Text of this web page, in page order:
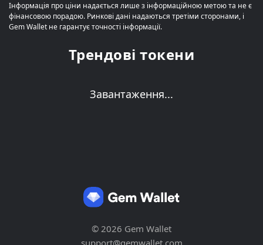
Інформація про ціни надається лише з інформаційною метою та не є
фінансовою порадою. Ринкові дані надаються третіми сторонами, і
Gem Wallet не гарантує точності інформації.
Трендові токени
Завантаження...
© 2026 Gem Wallet
support@gemwallet.com